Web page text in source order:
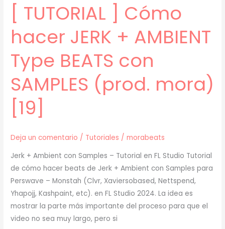
(prod.
mora)
[20]
[ TUTORIAL ] Cómo
hacer JERK + AMBIENT
Type BEATS con
SAMPLES (prod. mora)
[19]
Deja un comentario / Tutoriales /morabeats
Jerk + Ambient con Samples – Tutorial en FL Studio Tutorial
de cómo hacer beats de Jerk + Ambient con Samples para
Perswave – Monstah (Clvr, Xaviersobased, Nettspend,
Yhapojj, Kashpaint, etc). en FL Studio 2024. La idea es
mostrar la parte más importante del proceso para que el
video no sea muy largo, pero si